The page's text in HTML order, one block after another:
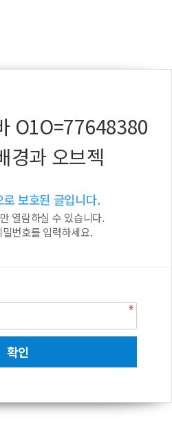
O1O=77648380
경과 오브젝
로 보호된 글입니다.
열람하실 수 있습니다.
번호를 입력하세요.